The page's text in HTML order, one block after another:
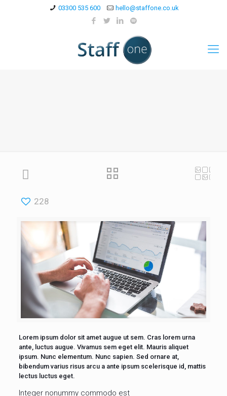
03300 535 600 hello@staffone.co.uk
228
Lorem ipsum dolor sit amet augue ut sem. Cras lorem urna
ante, luctus augue. Vivamus sem eget elit. Mauris aliquet
ipsum. Nunc elementum. Nunc sapien. Sed ornare at,
bibendum varius risus arcu a ante ipsum scelerisque id, mattis
lectus luctus eget.
Integer nonummy commodo est